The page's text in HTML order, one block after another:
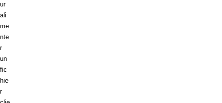
ur
ali
me
nte
r
un
fic
hie
r